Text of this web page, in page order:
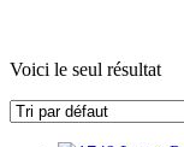
Voici le seul résultat